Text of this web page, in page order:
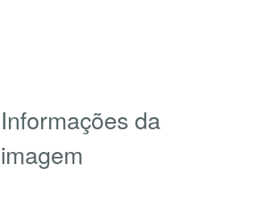
Informações da
imagem